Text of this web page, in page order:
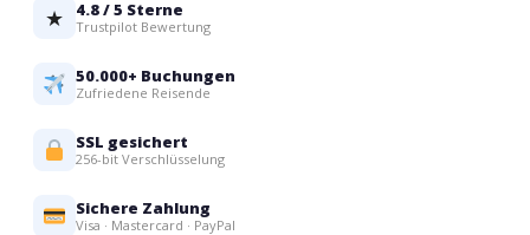
★ 4.8 / 5 Sterne
Trustpilot Bewertung
50.000+ Buchungen
Zufriedene Reisende
SSL gesichert
256-bit Verschlüsselung
Sichere Zahlung
Visa · Mastercard · PayPal